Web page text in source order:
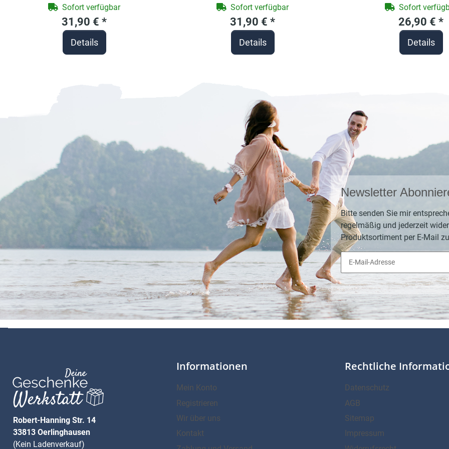
Berufe Shirt für Handwerker
Sofort verfügbar
31,90 € *
Details
Shirt für Handwerker
Sofort verfügbar
31,90 € *
Details
Größe ca. 80 x 80
Schildkröte,
Baumwolle,
personalisierbar
Sofort
26,90 € *
Details
Newsletter
Bitte senden Sie mir
regelmäßig und jederzeit
Produktsortiment per E-Mail
Robert-Hanning Str. 14
33813 Oerlinghausen
(Kein Ladenverkauf)
Informationen
Mein Konto
Registrieren
Wir über uns
Kontakt
Rechtliche
Datenschutz
AGB
Sitemap
Impressum